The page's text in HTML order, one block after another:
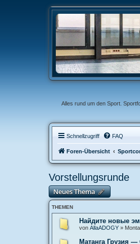
Alles rund um den Sport.
Schnellzugriff FAQ
Foren-Übersicht
Vorstellungsrunde
Neues Thema
THEMEN
Найдите новые
von AllaADOGY »
Матанга Грузия